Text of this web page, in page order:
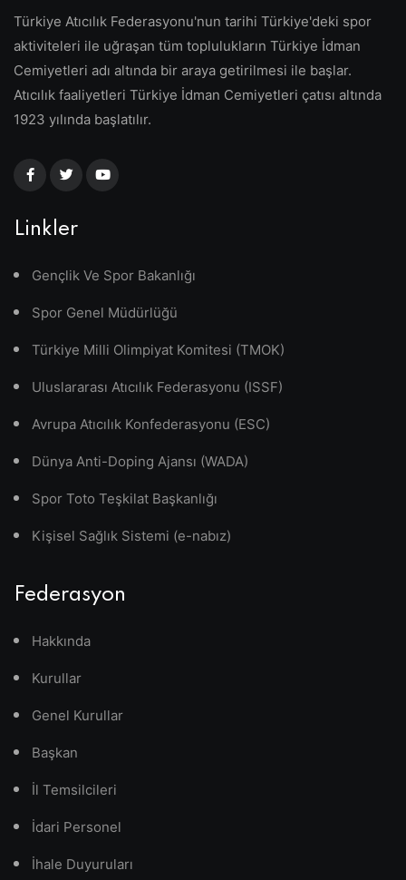
Türkiye Atıcılık Federasyonu'nun tarihi Türkiye'deki spor
aktiviteleri ile uğraşan tüm toplulukların Türkiye İdman
Cemiyetleri adı altında bir araya getirilmesi ile başlar.
Atıcılık faaliyetleri Türkiye İdman Cemiyetleri çatısı altında
1923 yılında başlatılır.
Linkler
Gençlik Ve Spor Bakanlığı
Spor Genel Müdürlüğü
Türkiye Milli Olimpiyat Komitesi (TMOK)
Uluslararası Atıcılık Federasyonu (ISSF)
Avrupa Atıcılık Konfederasyonu (ESC)
Dünya Anti-Doping Ajansı (WADA)
Spor Toto Teşkilat Başkanlığı
Kişisel Sağlık Sistemi (e-nabız)
Federasyon
Hakkında
Kurullar
Genel Kurullar
Başkan
İl Temsilcileri
İdari Personel
İhale Duyuruları